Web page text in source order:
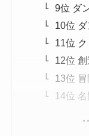
9位 ダ
10位
11位
12位
13位
14位